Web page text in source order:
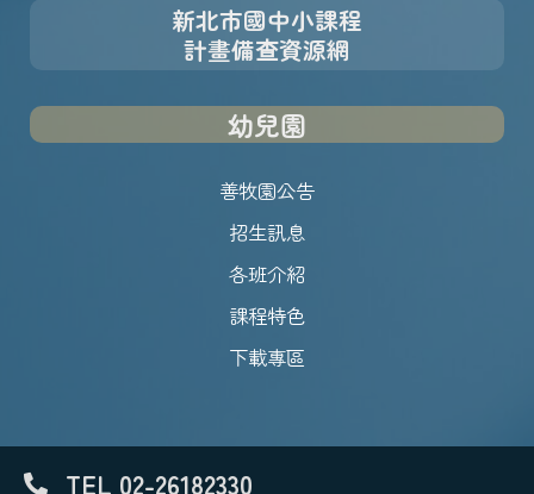
新北市國中小課程
計畫備查資源網
幼兒園
善牧園公告
招生訊息
各班介紹
課程特色
下載專區
TEL 02-26182330